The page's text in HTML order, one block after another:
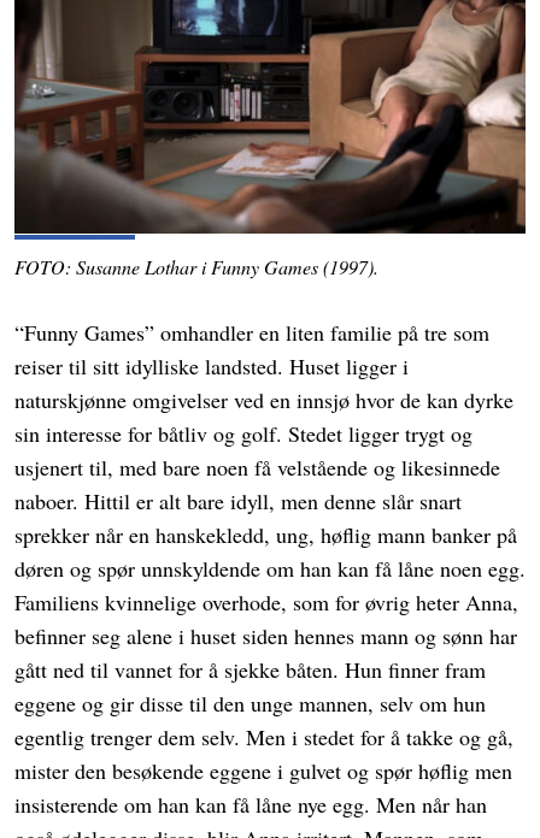
FOTO: Susanne Lothar i Funny Games (1997).
“Funny Games” omhandler en liten familie på tre som
reiser til sitt idylliske landsted. Huset ligger i
naturskjønne omgivelser ved en innsjø hvor de kan dyrke
sin interesse for båtliv og golf. Stedet ligger trygt og
usjenert til, med bare noen få velstående og likesinnede
naboer. Hittil er alt bare idyll, men denne slår snart
sprekker når en hanskekledd, ung, høflig mann banker på
døren og spør unnskyldende om han kan få låne noen egg.
Familiens kvinnelige overhode, som for øvrig heter Anna,
befinner seg alene i huset siden hennes mann og sønn har
gått ned til vannet for å sjekke båten. Hun finner fram
eggene og gir disse til den unge mannen, selv om hun
egentlig trenger dem selv. Men i stedet for å takke og gå,
mister den besøkende eggene i gulvet og spør høflig men
insisterende om han kan få låne nye egg. Men når han